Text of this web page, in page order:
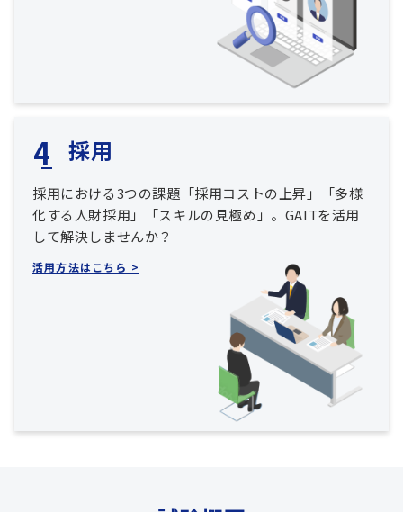
採用
採用における3つの課題「採用コストの上昇」「多様
化する人財採用」「スキルの見極め」。GAITを活用
して解決しませんか？
活用方法はこちら >